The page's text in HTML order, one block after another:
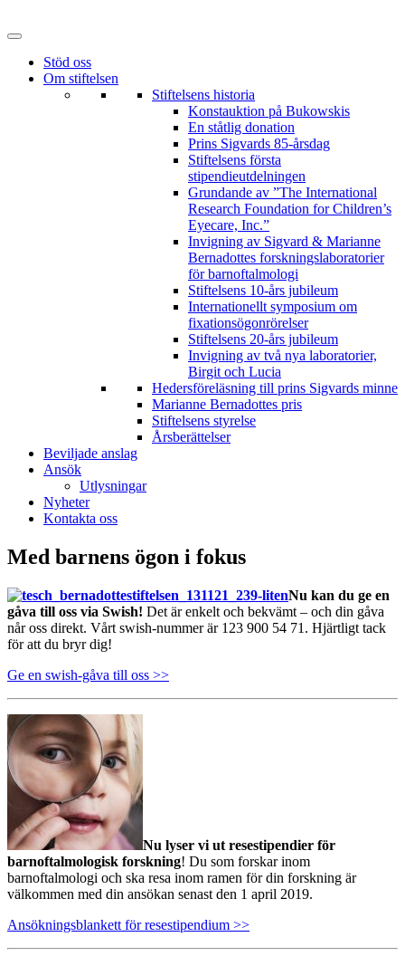
till
Stöd oss
Om stiftelsen
Stiftelsens historia
Konstauktion på Bukowskis
En ståtlig donation
Prins Sigvards 85-årsdag
Stiftelsens första
stipendieutdelningen
Grundande av ”The International
Research Foundation for Children’s
Eyecare, Inc.”
Invigning av Sigvard & Marianne
Bernadottes forskningslaboratorier
för barnoftalmologi
Stiftelsens 10-års jubileum
Internationellt symposium om
fixationsögonrörelser
Stiftelsens 20-års jubileum
Invigning av två nya laboratorier,
Birgit och Lucia
Hedersföreläsning till prins Sigvards minne
Marianne Bernadottes pris
Stiftelsens styrelse
Årsberättelser
Beviljade anslag
Ansök
Utlysningar
Nyheter
Kontakta oss
Med barnens ögon i fokus
Nu kan du ge en
gåva till oss via Swish! Det är enkelt och bekvämt – och din gåva
når oss direkt. Vårt swish-nummer är 123 900 54 71. Hjärtligt tack
för att du bryr dig!
Ge en swish-gåva till oss >>
Nu lyser vi ut resestipendier för
barnoftalmologisk forskning! Du som forskar inom
barnoftalmologi och ska resa inom ramen för din forskning är
välkommen med din ansökan senast den 1 april 2019.
Ansökningsblankett för resestipendium >>